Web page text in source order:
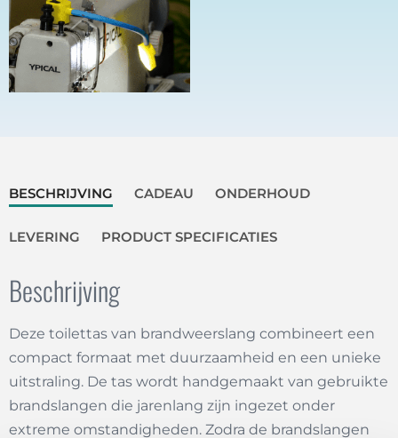
BESCHRIJVING CADEAU ONDERHOUD
LEVERING PRODUCT SPECIFICATIES
Beschrijving
Deze toilettas van brandweerslang combineert een
compact formaat met duurzaamheid en een unieke
uitstraling. De tas wordt handgemaakt van gebruikte
brandslangen die jarenlang zijn ingezet onder
extreme omstandigheden. Zodra de brandslangen